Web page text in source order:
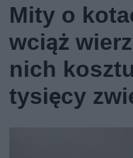
Mity o
wciąż
nich
tysięcy